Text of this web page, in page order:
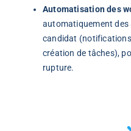
Automatisation des
automatiquement
candidat (notifications
création de tâches),
rupture.